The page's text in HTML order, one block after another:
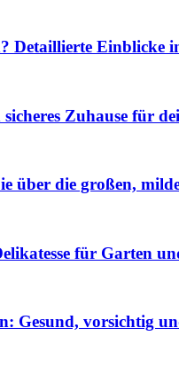
Detaillierte Einblicke
Zuhause für
über die großen,
für Garten
Gesund, vorsichtig